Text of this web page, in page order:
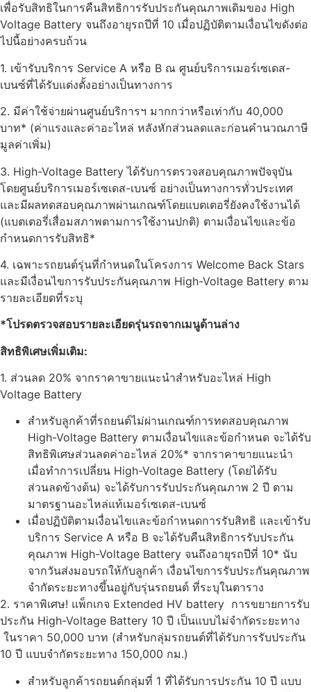
เพื่อรับสิทธิในการคืนสิทธิการรับประกันคุณภาพเดิมของ High
Voltage Battery จนถึงอายุรถปีที่ 10 เมื่อปฏิบัติตามเงื่อนไขดังต่อ
ไปนี้อย่างครบถ้วน
1. เข้ารับบริการ Service A หรือ B ณ ศูนย์บริการเมอร์เซเดส-
เบนซ์ที่ได้รับแต่งตั้งอย่างเป็นทางการ
2. มีค่าใช้จ่ายผ่านศูนย์บริการฯ มากกว่าหรือเท่ากับ 40,000
บาท* (ค่าแรงและค่าอะไหล่ หลังหักส่วนลดและก่อนคำนวณภาษี
มูลค่าเพิ่ม)
3. High-Voltage Battery ได้รับการตรวจสอบคุณภาพปัจจุบัน
โดยศูนย์บริการเมอร์เซเดส-เบนซ์ อย่างเป็นทางการทั่วประเทศ
และมีผลทดสอบคุณภาพผ่านเกณฑ์โดยแบตเตอรี่ยังคงใช้งานได้
(แบตเตอรี่เสื่อมสภาพตามการใช้งานปกติ) ตามเงื่อนไขและข้อ
กำหนดการรับสิทธิ*
4. เฉพาะรถยนต์รุ่นที่กำหนดในโครงการ Welcome Back Stars
และมีเงื่อนไขการรับประกันคุณภาพ High-Voltage Battery ตาม
รายละเอียดที่ระบุ
*โปรดตรวจสอบรายละเอียดรุ่นรถจากเมนูด้านล่าง
สิทธิพิเศษเพิ่มเติม:
1. ส่วนลด 20% จากราคาขายแนะนำสำหรับอะไหล่ High
Voltage Battery
สำหรับลูกค้าที่รถยนต์ไม่ผ่านเกณฑ์การทดสอบคุณภาพ
High-Voltage Battery ตามเงื่อนไขและข้อกำหนด จะได้รับ
สิทธิพิเศษส่วนลดค่าอะไหล่ 20%* จากราคาขายแนะนำ
เมื่อทำการเปลี่ยน High-Voltage Battery (โดยได้รับ
ส่วนลดข้างต้น) จะได้รับการรับประกันคุณภาพ 2 ปี ตาม
มาตรฐานอะไหล่แท้เมอร์เซเดส-เบนซ์
เมื่อปฏิบัติตามเงื่อนไขและข้อกำหนดการรับสิทธิ และเข้ารับ
บริการ Service A หรือ B จะได้รับคืนสิทธิการรับประกัน
คุณภาพ High-Voltage Battery จนถึงอายุรถปีที่ 10* นับ
จากวันส่งมอบรถให้กับลูกค้า เงื่อนไขการรับประกันคุณภาพ
จำกัดระยะทางขึ้นอยู่กับรุ่นรถยนต์ ที่ระบุในตาราง
2. ราคาพิเศษ! แพ็กเกจ Extended HV battery การขยายการรับ
ประกัน High-Voltage Battery 10 ปี เป็นแบบไม่จำกัดระยะทาง
ในราคา 50,000 บาท (สำหรับกลุ่มรถยนต์ที่ได้รับการรับประกัน
10 ปี แบบจำกัดระยะทาง 150,000 กม.)
สำหรับลูกค้ารถยนต์กลุ่มที่ 1 ที่ได้รับการประกัน 10 ปี แบบ